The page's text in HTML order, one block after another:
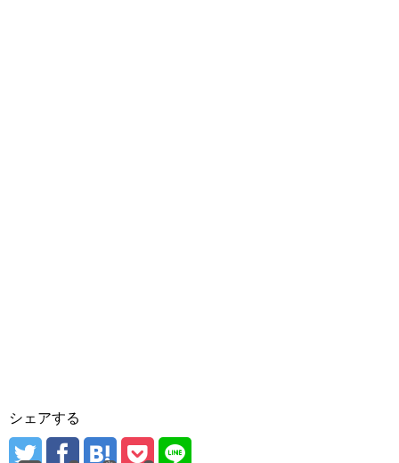
シェアする